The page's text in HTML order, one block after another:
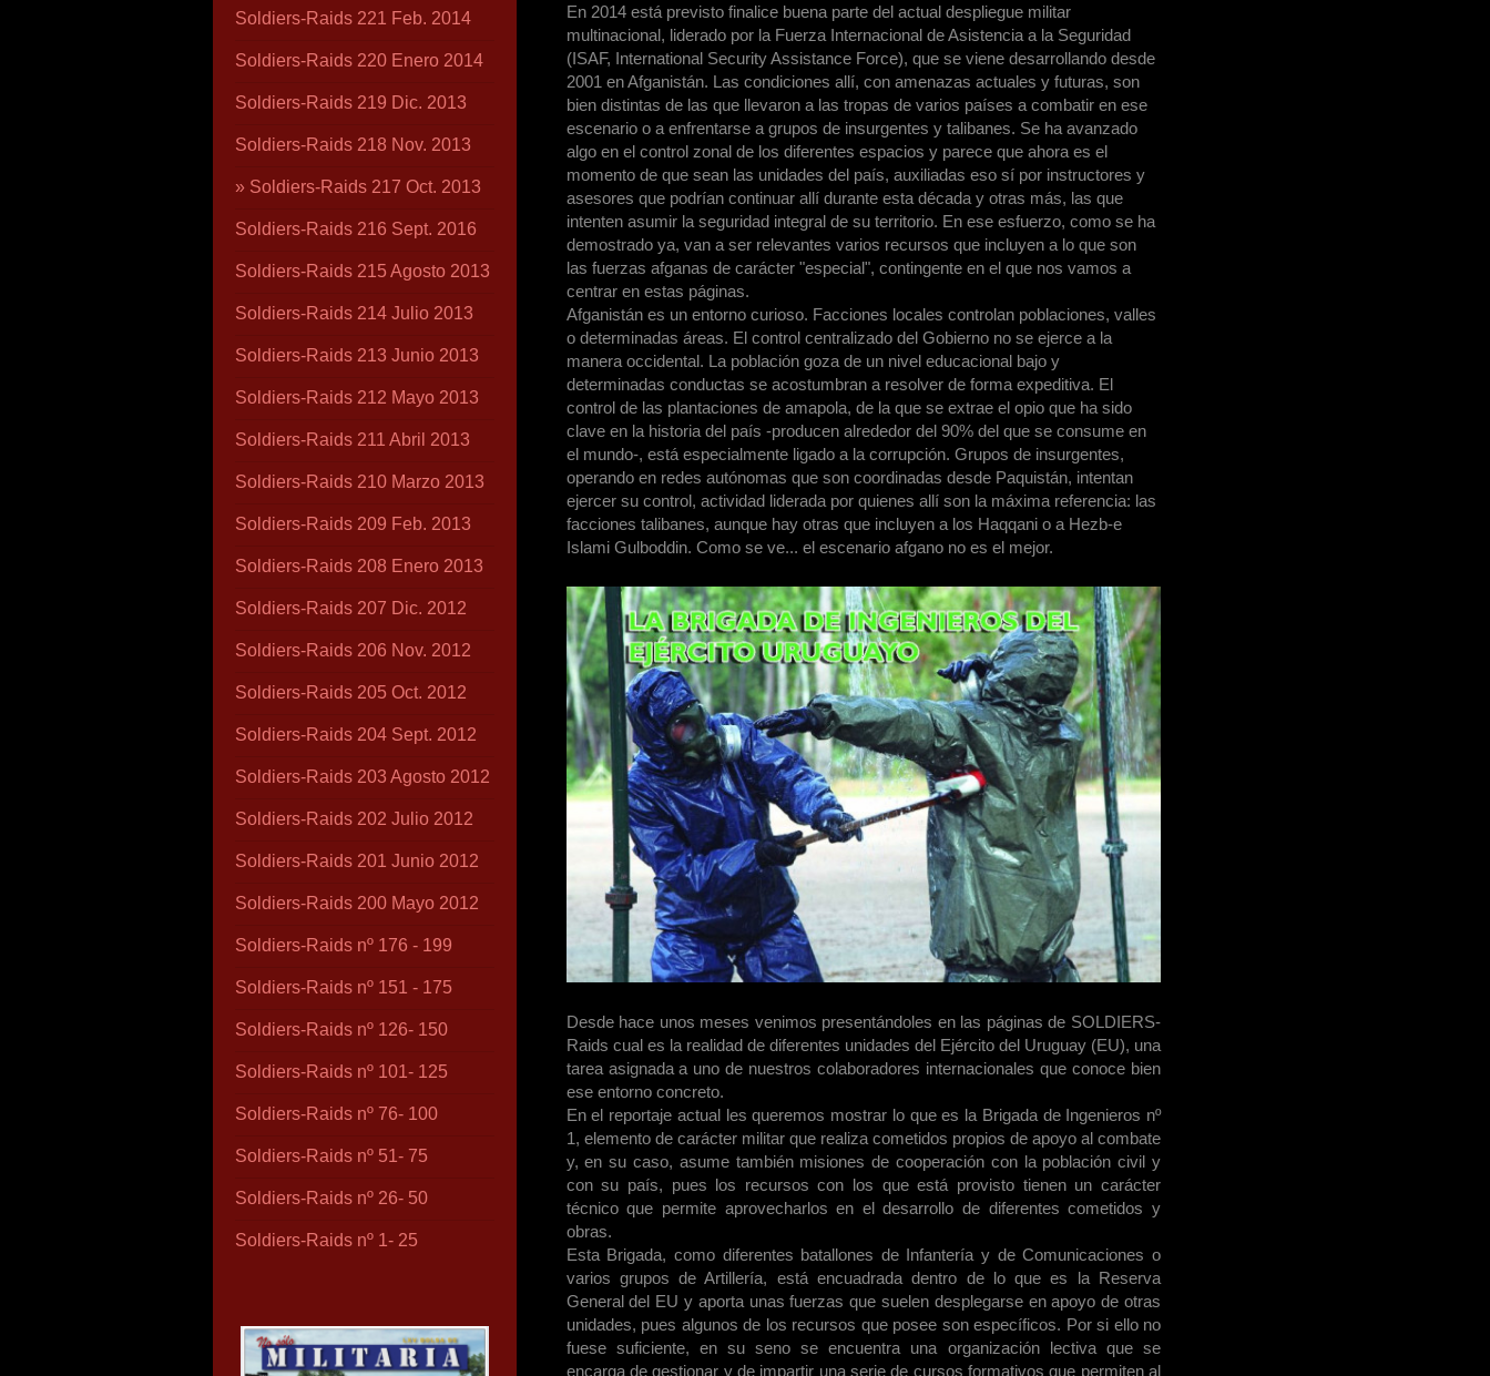
En 2014 está previsto finalice buena parte del actual despliegue militar
multinacional, liderado por la Fuerza Internacional de Asistencia a la Seguridad
(ISAF, International Security Assistance Force), que se viene desarrollando desde
2001 en Afganistán. Las condiciones allí, con amenazas actuales y futuras, son
bien distintas de las que llevaron a las tropas de varios países a combatir en ese
escenario o a enfrentarse a grupos de insurgentes y talibanes. Se ha avanzado
algo en el control zonal de los diferentes espacios y parece que ahora es el
momento de que sean las unidades del país, auxiliadas eso sí por instructores y
asesores que podrían continuar allí durante esta década y otras más, las que
intenten asumir la seguridad integral de su territorio. En ese esfuerzo, como se ha
demostrado ya, van a ser relevantes varios recursos que incluyen a lo que son
las fuerzas afganas de carácter "especial", contingente en el que nos vamos a
centrar en estas páginas.
Afganistán es un entorno curioso. Facciones locales controlan poblaciones, valles
o determinadas áreas. El control centralizado del Gobierno no se ejerce a la
manera occidental. La población goza de un nivel educacional bajo y
determinadas conductas se acostumbran a resolver de forma expeditiva. El
control de las plantaciones de amapola, de la que se extrae el opio que ha sido
clave en la historia del país -producen alrededor del 90% del que se consume en
el mundo-, está especialmente ligado a la corrupción. Grupos de insurgentes,
operando en redes autónomas que son coordinadas desde Paquistán, intentan
ejercer su control, actividad liderada por quienes allí son la máxima referencia: las
facciones talibanes, aunque hay otras que incluyen a los Haqqani o a Hezb-e
Islami Gulboddin. Como se ve... el escenario afgano no es el mejor.
Desde hace unos meses venimos presentándoles en las páginas de SOLDIERS-
Raids cual es la realidad de diferentes unidades del Ejército del Uruguay (EU), una
tarea asignada a uno de nuestros colaboradores internacionales que conoce bien
ese entorno concreto.
En el reportaje actual les queremos mostrar lo que es la Brigada de Ingenieros nº
1, elemento de carácter militar que realiza cometidos propios de apoyo al combate
y, en su caso, asume también misiones de cooperación con la población civil y
con su país, pues los recursos con los que está provisto tienen un carácter
técnico que permite aprovecharlos en el desarrollo de diferentes cometidos y
obras.
Esta Brigada, como diferentes batallones de Infantería y de Comunicaciones o
varios grupos de Artillería, está encuadrada dentro de lo que es la Reserva
General del EU y aporta unas fuerzas que suelen desplegarse en apoyo de otras
unidades, pues algunos de los recursos que posee son específicos. Por si ello no
fuese suficiente, en su seno se encuentra una organización lectiva que se
encarga de gestionar y de impartir una serie de cursos formativos que permiten al
Soldiers-Raids 221 Feb. 2014
Soldiers-Raids 220 Enero 2014
Soldiers-Raids 219 Dic. 2013
Soldiers-Raids 218 Nov. 2013
Soldiers-Raids 217 Oct. 2013
Soldiers-Raids 216 Sept. 2016
Soldiers-Raids 215 Agosto 2013
Soldiers-Raids 214 Julio 2013
Soldiers-Raids 213 Junio 2013
Soldiers-Raids 212 Mayo 2013
Soldiers-Raids 211 Abril 2013
Soldiers-Raids 210 Marzo 2013
Soldiers-Raids 209 Feb. 2013
Soldiers-Raids 208 Enero 2013
Soldiers-Raids 207 Dic. 2012
Soldiers-Raids 206 Nov. 2012
Soldiers-Raids 205 Oct. 2012
Soldiers-Raids 204 Sept. 2012
Soldiers-Raids 203 Agosto 2012
Soldiers-Raids 202 Julio 2012
Soldiers-Raids 201 Junio 2012
Soldiers-Raids 200 Mayo 2012
Soldiers-Raids nº 176 - 199
Soldiers-Raids nº 151 - 175
Soldiers-Raids nº 126- 150
Soldiers-Raids nº 101- 125
Soldiers-Raids nº 76- 100
Soldiers-Raids nº 51- 75
Soldiers-Raids nº 26- 50
Soldiers-Raids nº 1- 25